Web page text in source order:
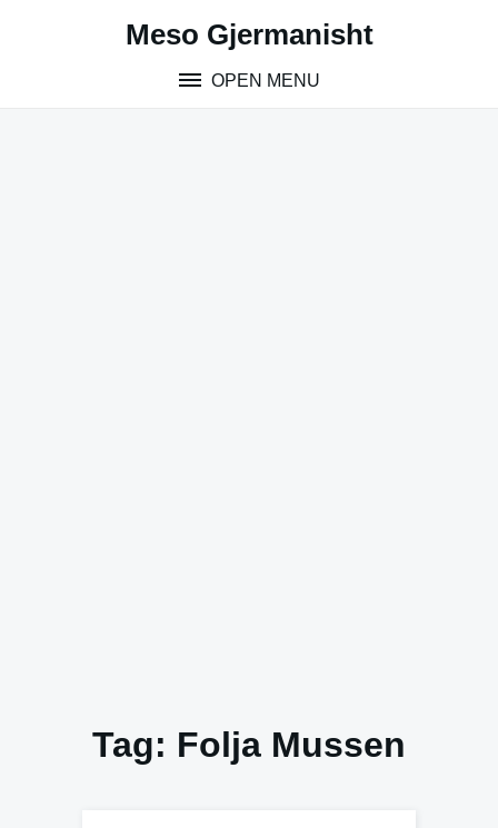
Meso Gjermanisht
OPEN MENU
Tag: Folja Mussen